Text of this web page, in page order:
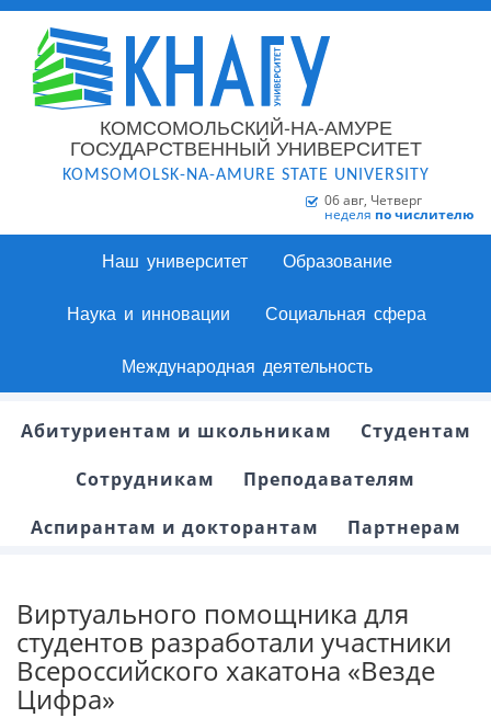
КОМСОМОЛЬСКИЙ-НА-АМУРЕ
ГОСУДАРСТВЕННЫЙ УНИВЕРСИТЕТ
KOMSOMOLSK-NA-AMURE STATE UNIVERSITY
06 авг, Четверг
неделя по числителю
Наш университет Образование
Наука и инновации Социальная сфера
Международная деятельность
Абитуриентам и школьникам
Студентам
Сотрудникам
Преподавателям
Аспирантам и докторантам
Партнерам
Виртуального помощника для
студентов разработали участники
Всероссийского хакатона «Везде
Цифра»